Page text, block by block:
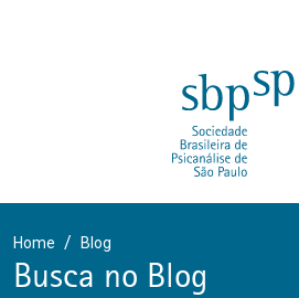
Home Blog
Busca no Blog